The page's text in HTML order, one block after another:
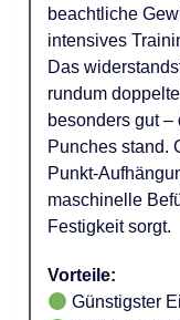
beachtliche
intensives
Das
rundum
besonders gut –
Punches stand.
Punkt-
maschinelle
Festigkeit sorgt.
Vorteile:
Günstigster